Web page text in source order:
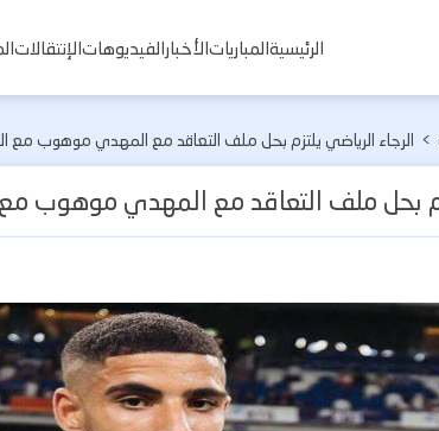
الرئيسيةالمبارياتالأخبارالفيديوهاتالإنتقالات
> الرجاء الرياضي يلتزم بحل ملف التعاقد مع المهدي موهوب مع
بحل ملف التعاقد مع المهدي موهوب